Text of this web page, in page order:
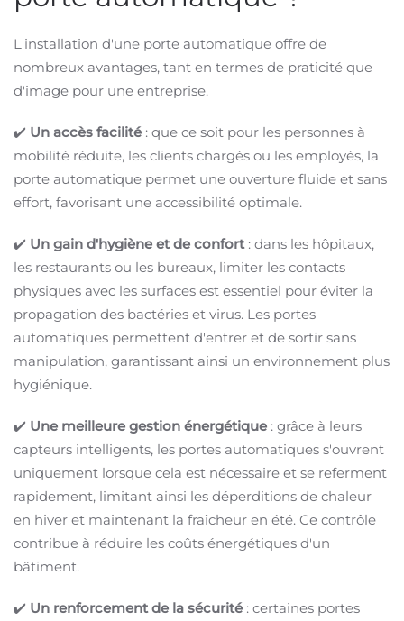
L'installation d'une porte automatique offre de
nombreux avantages, tant en termes de praticité que
d'image pour une entreprise.
✔️ Un accès facilité : que ce soit pour les personnes à
mobilité réduite, les clients chargés ou les employés, la
porte automatique permet une ouverture fluide et sans
effort, favorisant une accessibilité optimale.
✔️ Un gain d'hygiène et de confort: dans les hôpitaux,
les restaurants ou les bureaux, limiter les contacts
physiques avec les surfaces est essentiel pour éviter la
propagation des bactéries et virus. Les portes
automatiques permettent d'entrer et de sortir sans
manipulation, garantissant ainsi un environnement plus
hygiénique.
✔️ Une meilleure gestion énergétique : grâce à leurs
capteurs intelligents, les portes automatiques s'ouvrent
uniquement lorsque cela est nécessaire et se referment
rapidement, limitant ainsi les déperditions de chaleur
en hiver et maintenant la fraîcheur en été. Ce contrôle
contribue à réduire les coûts énergétiques d'un
bâtiment.
✔️ Un renforcement de la sécurité : certaines portes